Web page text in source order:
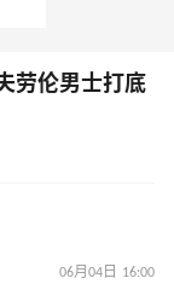
劳伦男士打底
06月04日 16:00